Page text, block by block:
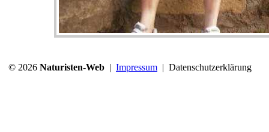
© 2026 Naturisten-Web | Impressum | Datenschutzerklärung